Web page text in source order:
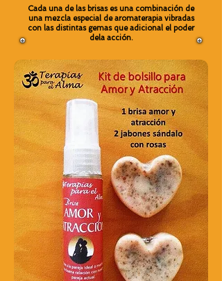
Cada una de las brisas es una combinación de
una mezcla especial de aromaterapia vibradas
con las distintas gemas que adicional el poder
dela acción.